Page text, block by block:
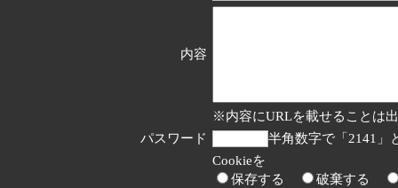
内容
※内容にURLを載せることは
パスワード
半角数字で「2141」
Cookieを
保存する
破棄する